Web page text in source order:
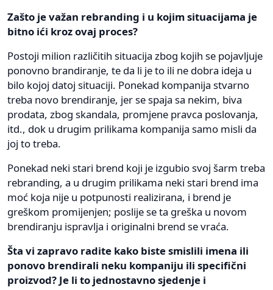
Zašto je važan rebranding i u kojim situacijama je
bitno ići kroz ovaj proces?
Postoji milion različitih situacija zbog kojih se pojavljuje
ponovno brandiranje, te da li je to ili ne dobra ideja u
bilo kojoj datoj situaciji. Ponekad kompanija stvarno
treba novo brendiranje, jer se spaja sa nekim, biva
prodata, zbog skandala, promjene pravca poslovanja,
itd., dok u drugim prilikama kompanija samo misli da
joj to treba.
Ponekad neki stari brend koji je izgubio svoj šarm treba
rebranding, a u drugim prilikama neki stari brend ima
moć koja nije u potpunosti realizirana, i brend je
greškom promijenjen; poslije se ta greška u novom
brendiranju ispravlja i originalni brend se vraća.
Šta vi zapravo radite kako biste smislili imena ili
ponovo brendirali neku kompaniju ili specifični
proizvod? Je li to jednostavno sjedenje i